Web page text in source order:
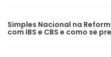
Simples Nacional na
com IBS e CBS e como se